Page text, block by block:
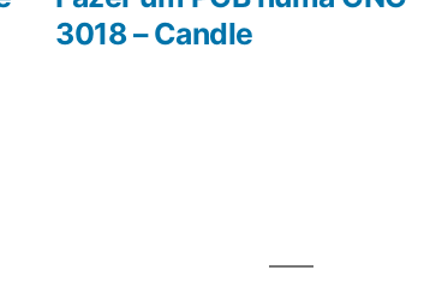
3018 – Candle